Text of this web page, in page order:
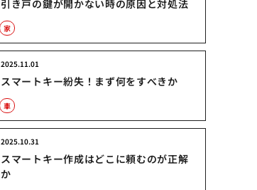
引き戸の鍵が開かない時の原因と対処法
家
スマートキー紛失！まず何をすべきか
2025.11.01
車
スマートキー作成はどこに頼むのが正解
か
2025.10.31